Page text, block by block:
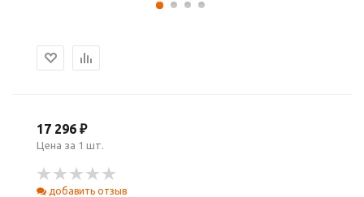
17 296 ₽
Цена за 1 шт.
добавить отзыв